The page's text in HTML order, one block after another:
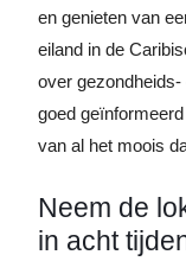
en genieten van
eiland in de
over
goed
van al het moois
Neem de
in acht